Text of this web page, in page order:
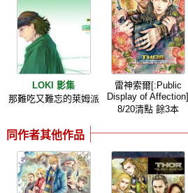
LOKI 影集
那難吃又難忘的萊姆派
雷神索爾[:Public
Display of Affection]
8/20清點 餘3本
同作者其他作品